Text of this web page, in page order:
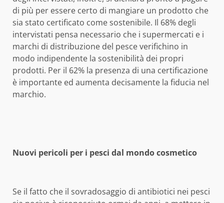
di più per essere certo di mangiare un prodotto che
sia stato certificato come sostenibile. Il 68% degli
intervistati pensa necessario che i supermercati e i
marchi di distribuzione del pesce verifichino in
modo indipendente la sostenibilità dei propri
prodotti. Per il 62% la presenza di una certificazione
è importante ed aumenta decisamente la fiducia nel
marchio.
Nuovi pericoli per i pesci dal mondo cosmetico
Se il fatto che il sovradosaggio di antibiotici nei pesci